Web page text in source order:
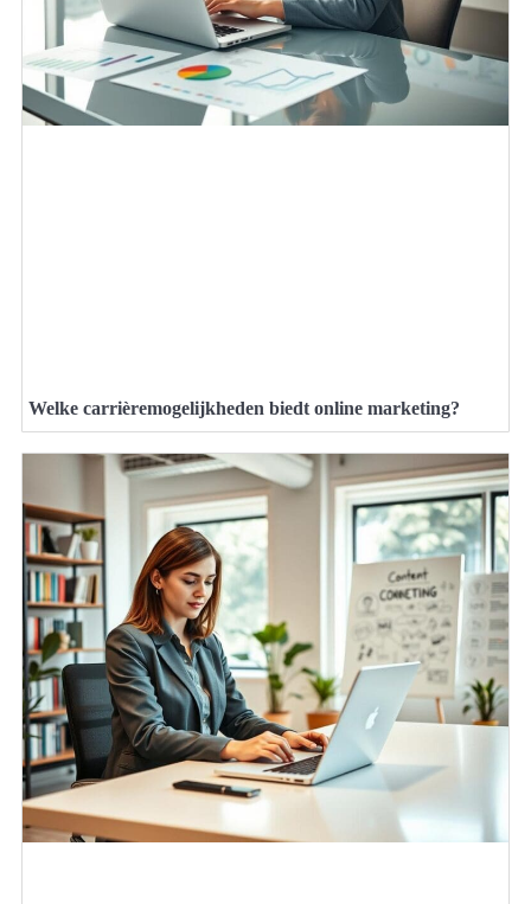
Welke carrièremogelijkheden biedt online marketing?